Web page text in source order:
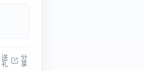
送
礼
分
享